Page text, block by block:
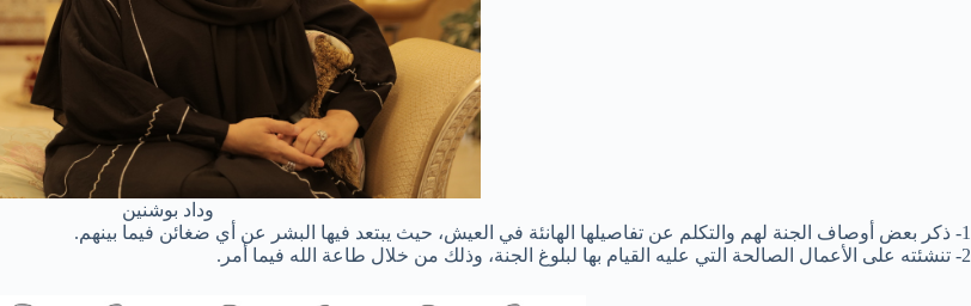
وداد بوشنين
1- ذكر بعض أوصاف الجنة لهم والتكلم عن تفاصيلها الهانئة في العيش، حيث يبتعد فيها البشر عن أي ضغائن فيما بينهم.
2- تنشئته على الأعمال الصالحة التي عليه القيام بها لبلوغ الجنة، وذلك من خلال طاعة الله فيما أمر.